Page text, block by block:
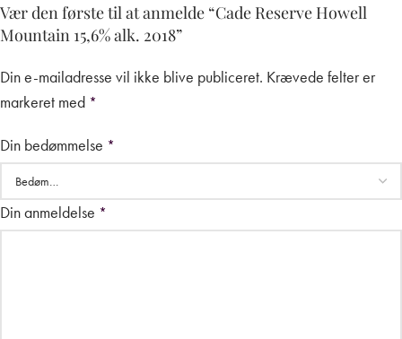
Vær den første til at anmelde “Cade Reserve Howell
Mountain 15,6% alk. 2018”
Din e-mailadresse vil ikke blive publiceret. Krævede felter er
markeret med *
Din bedømmelse *
Din anmeldelse *